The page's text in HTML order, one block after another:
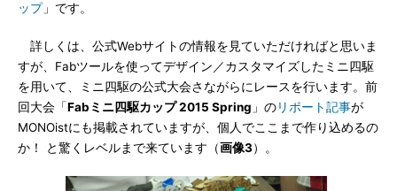
ップ」です。
詳しくは、公式Webサイトの情報を見ていただければと思いま
すが、Fabツールを使ってデザイン／カスタマイズしたミニ四駆
を用いて、ミニ四駆の公式大会さながらにレースを行います。前
回大会「Fabミニ四駆カップ 2015 Spring 」のリポート記事が
MONOistにも掲載されていますが、個人でここまで作り込めるの
か！ と驚くレベルまで来ています（画像3）。